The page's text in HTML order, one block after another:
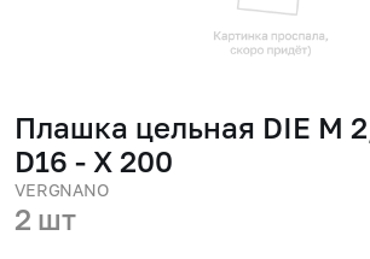
Плашка цельная DIE M
D16 - X 200
VERGNANO
2 шт